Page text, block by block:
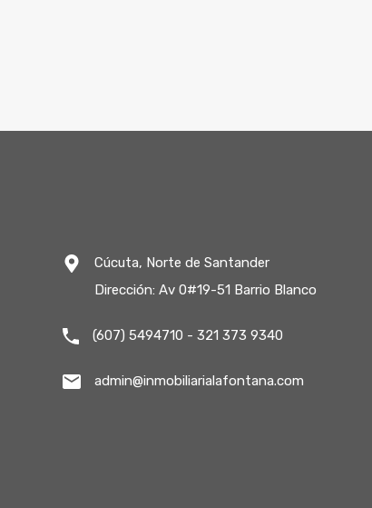
Cúcuta, Norte de Santander
Dirección: Av 0#19-51 Barrio Blanco
(607) 5494710 - 321 373 9340
admin@inmobiliarialafontana.com